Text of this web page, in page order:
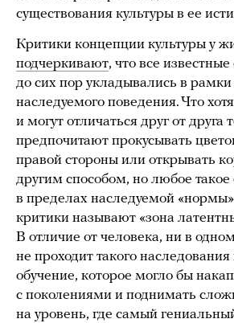
существования культуры в ее
Критики концепции культуры у
подчеркивают, что все
до сих пор укладывались в рамки
наследуемого поведения. Что
и могут отличаться друг от друга
предпочитают прокусывать
правой стороны или открывать
другим способом, но любое
в пределах наследуемой
критики называют «зона
В отличие от человека, ни в
не проходит такого
обучение, которое могло бы
с поколениями и поднимать
на уровень, где самый